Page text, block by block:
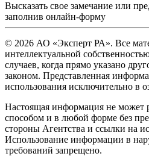
Высказать свое замечание или
заполнив онлайн-форму
© 2026 АО «Эксперт РА». Все
интеллектуальной
случаев, когда прямо указано
законом. Представленная
использования исключительно в
Настоящая информация не может
способом и в любой форме без
стороны Агентства и ссылки на
Использование информации в
требований запрещено.